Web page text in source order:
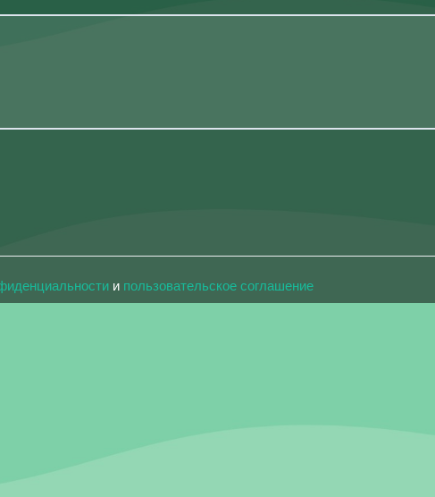
и пользовательское соглашение